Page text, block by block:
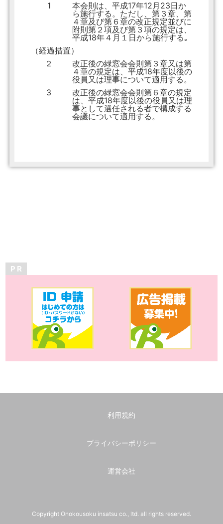
1
本会則は、平成17年12月23日か
ら施行する。ただし、第３章、第
４章及び第６章の改正規定並びに
附則第２項及び第３項の規定は、
平成18年４月１日から施行する｡
（経過措置）
２
改正後の緑窓会会則第３章又は第
４章の規定は、平成18年度以後の
役員又は理事について適用する。
3
改正後の緑窓会会則第６章の規定
は、平成18年度以後の役員又は理
事として選任される者で構成する
会議について適用する。
P R
利用規約
プライバシーポリシー
運営会社
Copyright Onokousoku insatsu co., ltd. all rights reserved.